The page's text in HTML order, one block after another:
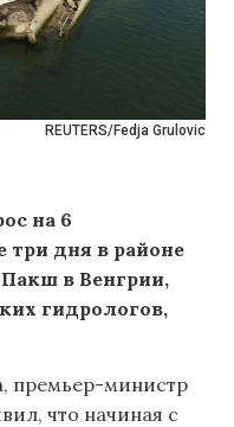
REUTERS/Fedja Grulovic
на 6
три дня в районе
в Венгрии,
гидрологов,
премьер-министр
что начиная с